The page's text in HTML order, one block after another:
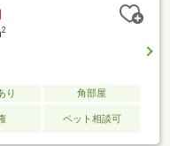
2
り
角部屋
ペット相談可